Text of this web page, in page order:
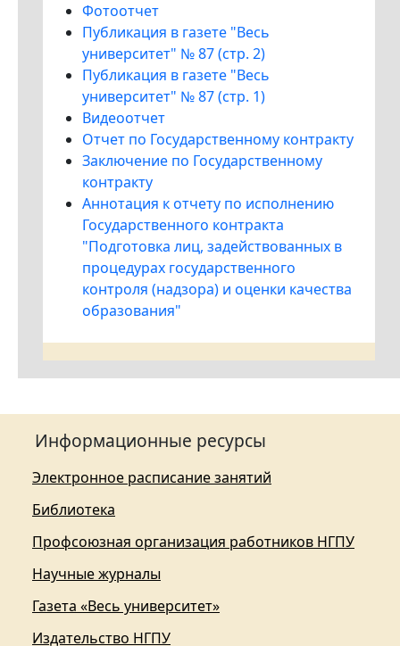
Фотоотчет
Публикация в газете "Весь
университет" № 87 (стр. 2)
Публикация в газете "Весь
университет" № 87 (стр. 1)
Видеоотчет
Отчет по Государственному контракту
Заключение по Государственному
контракту
Аннотация к отчету по исполнению
Государственного контракта
"Подготовка лиц, задействованных в
процедурах государственного
контроля (надзора) и оценки качества
образования"
Информационные ресурсы
Электронное расписание занятий
Библиотека
Профсоюзная организация работников НГПУ
Научные журналы
Газета «Весь университет»
Издательство НГПУ